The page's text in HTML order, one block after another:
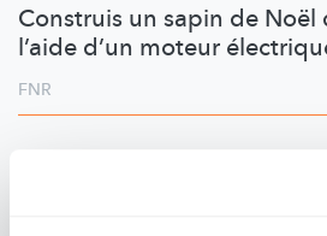
Construis un sapin de Noël
l’aide d’un moteur
FNR